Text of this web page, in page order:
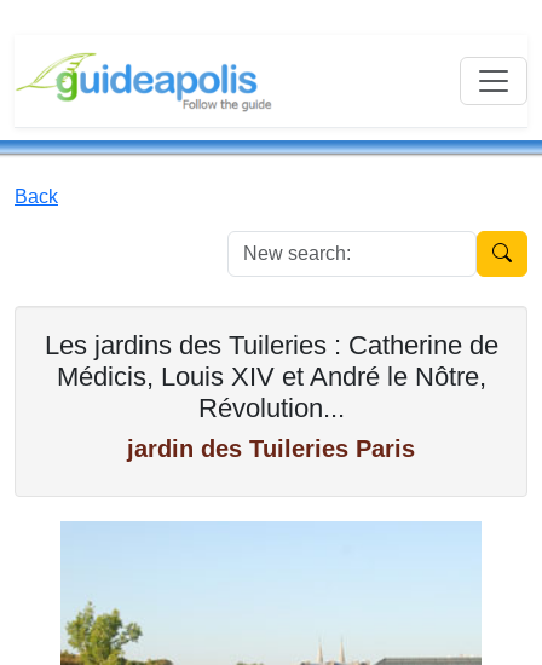
Back
New
Les jardins des Tuileries : Catherine de
Médicis, Louis XIV et André le Nôtre,
Révolution...
jardin des Tuileries Paris